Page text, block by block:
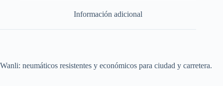
Información adicional
Wanli: neumáticos resistentes y económicos para ciudad y carretera.